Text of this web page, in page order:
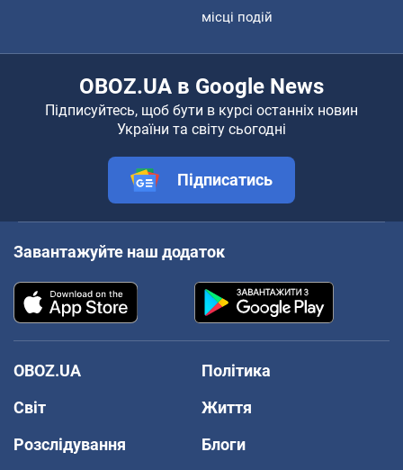
місці подій
OBOZ.UA в Google News
Підписуйтесь, щоб бути в курсі останніх новин
України та світу сьогодні
Підписатись
Завантажуйте наш додаток
OBOZ.UA
Політика
Світ
Життя
Розслідування
Блоги